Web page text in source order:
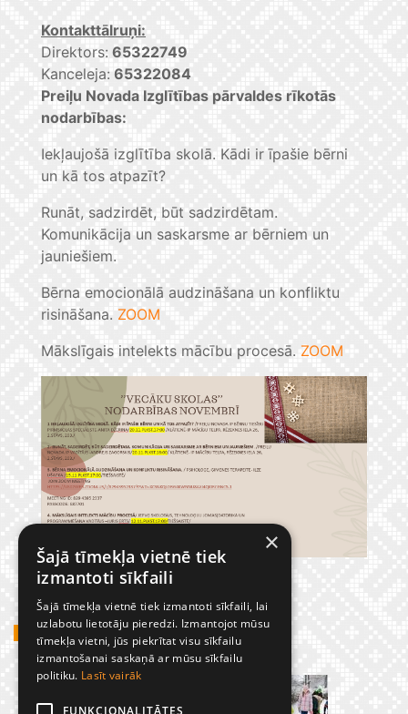
Kontakttālruņi:
Direktors: 65322749
Kanceleja: 65322084
Preiļu Novada Izglītības pārvaldes rīkotās
nodarbības:
Iekļaujošā izglītība skolā. Kādi ir īpašie bērni
un kā tos atpazīt?
Runāt, sadzirdēt, būt sadzirdētam.
Komunikācija un saskarsme ar bērniem un
jauniešiem.
Bērna emocionālā audzināšana un konfliktu
risināšana. ZOOM
Mākslīgais intelekts mācību procesā. ZOOM
GADĪJUMBILDES
×
Šajā tīmekļa vietnē tiek
izmantoti sīkfaili
Šajā tīmekļa vietnē tiek izmantoti sīkfaili, lai
uzlabotu lietotāju pieredzi. Izmantojot mūsu
tīmekļa vietni, jūs piekrītat visu sīkfailu
izmantošanai saskaņā ar mūsu sīkfailu
politiku. Lasīt vairāk
FUNKCIONALITĀTES